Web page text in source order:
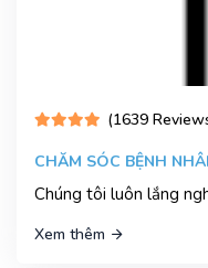
(1639
CHĂM SÓC BỆNH
Xem thêm